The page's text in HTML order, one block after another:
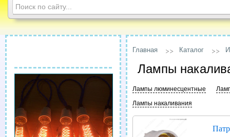
Главная Каталог
Лампы
Лампы люминесцентные
Лампы накаливания